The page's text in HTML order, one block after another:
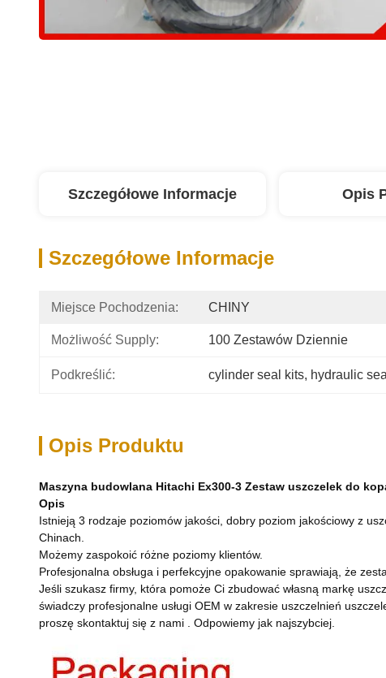
Szczegółowe Informacje Opis
Szczegółowe Informacje
Miejsce Pochodzenia: CHINY
Możliwość Supply: 100 Zestawów Dziennie
Podkreślić: cylinder seal kits, hydraulic
Opis Produktu
Maszyna budowlana Hitachi Ex300-3 Zestaw uszczelek do
Opis
Istnieją 3 rodzaje poziomów jakości, dobry poziom jakościowy z
Chinach.
Możemy zaspokoić różne poziomy klientów.
Profesjonalna obsługa i perfekcyjne opakowanie sprawiają, że
Jeśli szukasz firmy, która pomoże Ci zbudować własną markę
świadczy profesjonalne usługi OEM w zakresie uszczelnień
proszę skontaktuj się z nami . Odpowiemy jak najszybciej.